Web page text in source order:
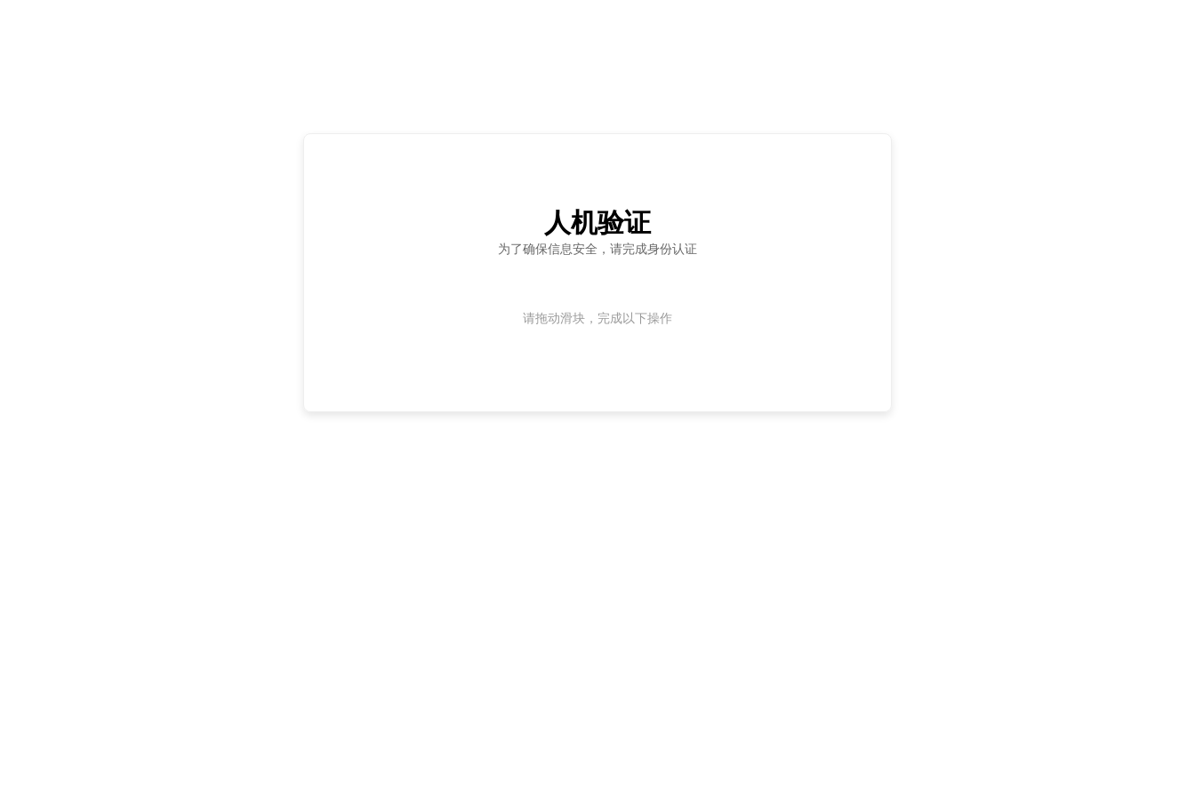
人机验证
为了确保信息安全，请完成身份认证
请拖动滑块，完成以下操作